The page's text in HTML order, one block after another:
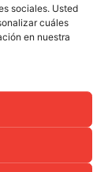
sociales. Usted
cuáles
en nuestra